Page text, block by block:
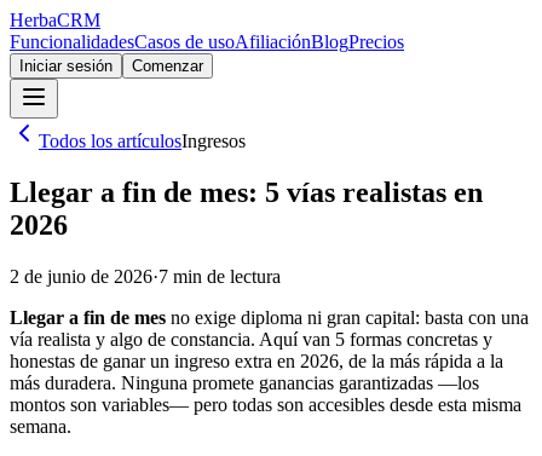
HerbaCRM
FuncionalidadesCasos de usoAfiliaciónBlogPrecios
Iniciar sesión Comenzar
Todos los artículosIngresos
Llegar a fin de mes: 5 vías realistas en
2026
2 de junio de 2026·7 min de lectura
Llegar a fin de mes no exige diploma ni gran capital: basta con una
vía realista y algo de constancia. Aquí van 5 formas concretas y
honestas de ganar un ingreso extra en 2026, de la más rápida a la
más duradera. Ninguna promete ganancias garantizadas —los
montos son variables— pero todas son accesibles desde esta misma
semana.